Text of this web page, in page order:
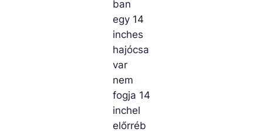
ban
egy 14
inches
hajócsa
var
nem
fogja 14
inchel
előrréb